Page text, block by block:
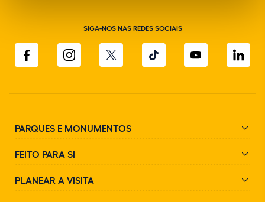
SIGA-NOS NAS REDES SOCIAIS
PARQUES E MONUMENTOS
FEITO PARA SI
PLANEAR A VISITA